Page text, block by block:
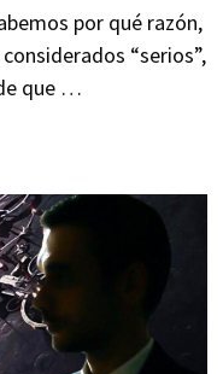
por qué razón,
“serios”,
que …